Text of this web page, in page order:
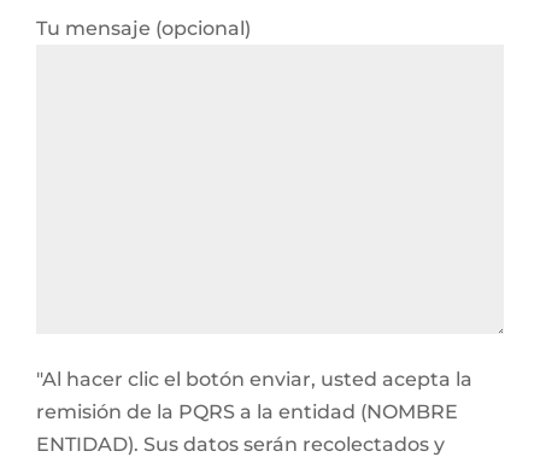
Tu mensaje (opcional)
"Al hacer clic el botón enviar, usted acepta la
remisión de la PQRS a la entidad (NOMBRE
ENTIDAD). Sus datos serán recolectados y